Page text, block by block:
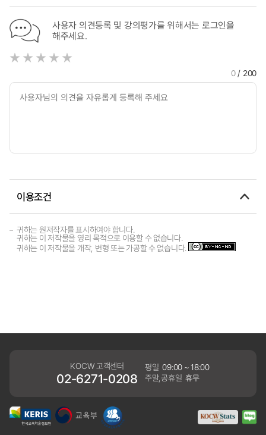
사용자 의견등록 및 강의평가를 위해서는 로그인을
해주세요.
0/ 200
이용조건
귀하는 원저작자를 표시하여야 합니다.
귀하는 이 저작물을 영리 목적으로 이용할 수 없습니다.
귀하는 이 저작물을 개작, 변형 또는 가공할 수 없습니다.
KOCW 고객센터
02-6271-0208
평일 09:00 ~ 18:00
주말,공휴일 휴무